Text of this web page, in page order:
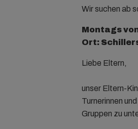
Wir suchen ab
Montags
Ort:
Liebe Eltern,
unser Eltern-
Turnerinnen
Gruppen zu